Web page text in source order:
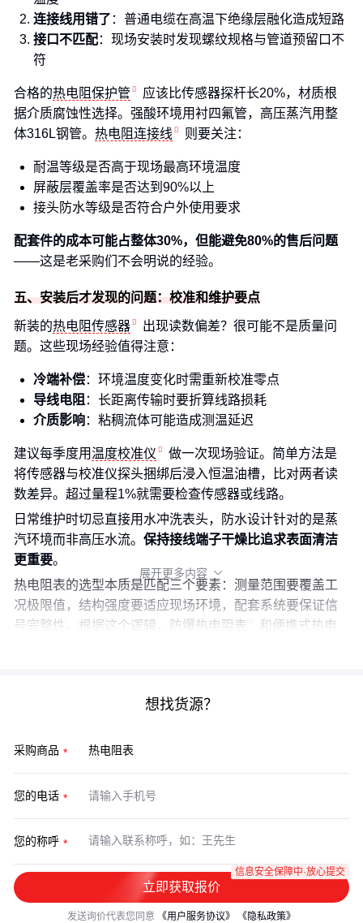
连接线用错了 ：普通电缆在高温下绝缘层融化造成短路
接口不匹配：现场安装时发现螺纹规格与管道预留口不
符
合格的热电阻保护管
应该比传感器探杆长20%，材质根
据介质腐蚀性选择。强酸环境用衬四氟管，高压蒸汽用整
体316L钢管。 热电阻连接线 则要关注：
耐温等级是否高于现场最高环境温度
屏蔽层覆盖率是否达到90%以上
接头防水等级是否符合户外使用要求
配套件的成本可能占整体30%，但能避免80%的售后问题
——这是老采购们不会明说的经验。
五、安装后才发现的问题：校准和维护要点
新装的热电阻传感器
出现读数偏差？很可能不是质量问
题。这些现场经验值得注意：
冷端补偿：环境温度变化时需重新校准零点
导线电阻 ：长距离传输时要折算线路损耗
介质影响：粘稠流体可能造成测温延迟
建议每季度用温度校准仪
做一次现场验证。简单方法是
将传感器与校准仪探头捆绑后浸入恒温油槽，比对两者读
数差异。超过量程1%就需要检查传感器或线路。
日常维护时切忌直接用水冲洗表头，防水设计针对的是蒸
汽环境而非高压水流。 保持接线端子干燥比追求表面清洁
更重要。
热电阻表的选型本质是匹配三个要素：测量范围要覆盖工
况极限值，结构强度要适应现场环境，配套系统要保证信
号完整性。根据这个逻辑，
防爆热电阻表 和便携式热电
展开更多内容 
想找货源？
采购商品
您的电话
您的称呼
立即获取报价
信息安全保障中·放心提交
发送询价代表您同意 《用户服务协议》 《隐私政策》